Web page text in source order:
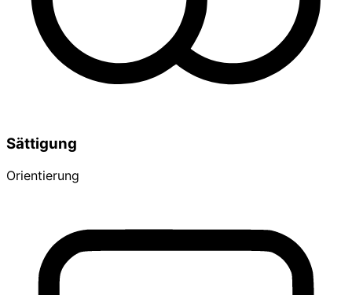
Sättigung
Orientierung